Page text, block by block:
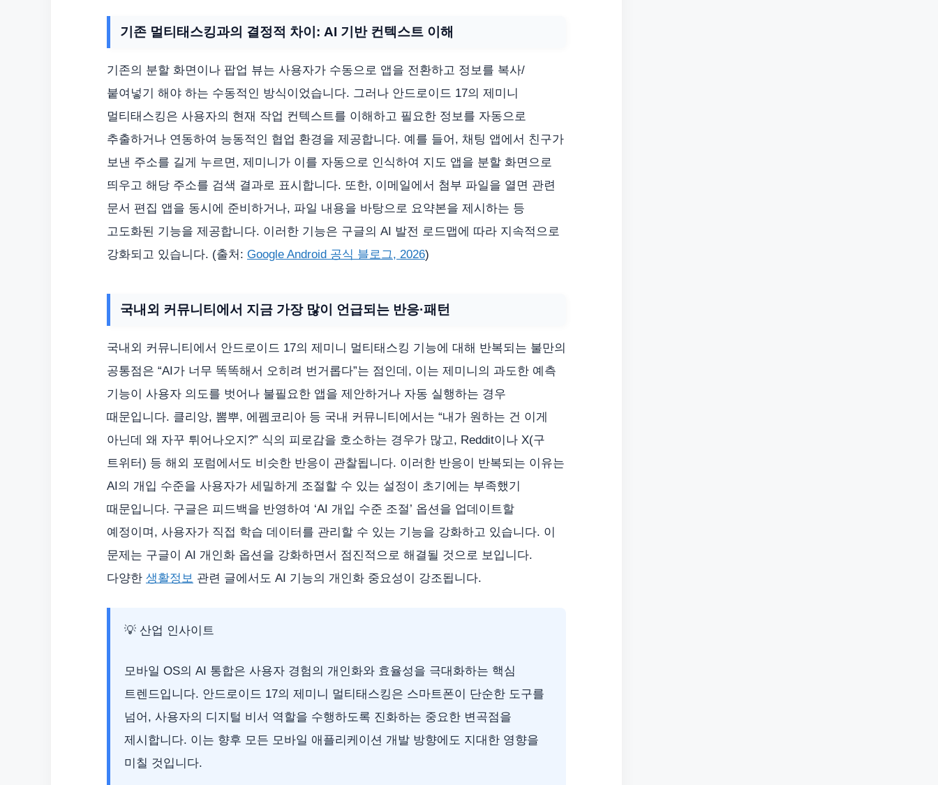
기존 멀티태스킹과의 결정적 차이: AI 기반 컨텍스트 이해
기존의 분할 화면이나 팝업 뷰는 사용자가 수동으로 앱을 전환하고 정보를 복사/
붙여넣기 해야 하는 수동적인 방식이었습니다. 그러나 안드로이드 17의 제미니
멀티태스킹은 사용자의 현재 작업 컨텍스트를 이해하고 필요한 정보를 자동으로
추출하거나 연동하여 능동적인 협업 환경을 제공합니다. 예를 들어, 채팅 앱에서 친구가
보낸 주소를 길게 누르면, 제미니가 이를 자동으로 인식하여 지도 앱을 분할 화면으로
띄우고 해당 주소를 검색 결과로 표시합니다. 또한, 이메일에서 첨부 파일을 열면 관련
문서 편집 앱을 동시에 준비하거나, 파일 내용을 바탕으로 요약본을 제시하는 등
고도화된 기능을 제공합니다. 이러한 기능은 구글의 AI 발전 로드맵에 따라 지속적으로
강화되고 있습니다. (출처: Google Android 공식 블로그, 2026)
국내외 커뮤니티에서 지금 가장 많이 언급되는 반응·패턴
국내외 커뮤니티에서 안드로이드 17의 제미니 멀티태스킹 기능에 대해 반복되는 불만의
공통점은 “AI가 너무 똑똑해서 오히려 번거롭다”는 점인데, 이는 제미니의 과도한 예측
기능이 사용자 의도를 벗어나 불필요한 앱을 제안하거나 자동 실행하는 경우
때문입니다. 클리앙, 뽐뿌, 에펨코리아 등 국내 커뮤니티에서는 “내가 원하는 건 이게
아닌데 왜 자꾸 튀어나오지?” 식의 피로감을 호소하는 경우가 많고, Reddit이나 X(구
트위터) 등 해외 포럼에서도 비슷한 반응이 관찰됩니다. 이러한 반응이 반복되는 이유는
AI의 개입 수준을 사용자가 세밀하게 조절할 수 있는 설정이 초기에는 부족했기
때문입니다. 구글은 피드백을 반영하여 ‘AI 개입 수준 조절’ 옵션을 업데이트할
예정이며, 사용자가 직접 학습 데이터를 관리할 수 있는 기능을 강화하고 있습니다. 이
문제는 구글이 AI 개인화 옵션을 강화하면서 점진적으로 해결될 것으로 보입니다.
다양한 생활정보 관련 글에서도 AI 기능의 개인화 중요성이 강조됩니다.
💡 산업 인사이트
모바일 OS의 AI 통합은 사용자 경험의 개인화와 효율성을 극대화하는 핵심
트렌드입니다. 안드로이드 17의 제미니 멀티태스킹은 스마트폰이 단순한 도구를
넘어, 사용자의 디지털 비서 역할을 수행하도록 진화하는 중요한 변곡점을
제시합니다. 이는 향후 모든 모바일 애플리케이션 개발 방향에도 지대한 영향을
미칠 것입니다.